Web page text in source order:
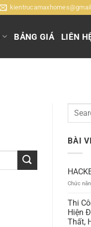
BẢNG GIÁ LIÊN
BÀI
Chức
Thi
Hiện
Thất,